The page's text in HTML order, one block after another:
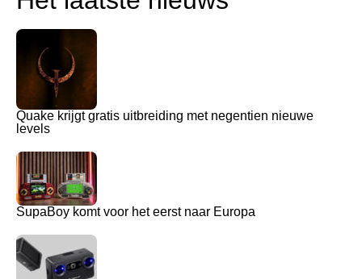
Quake krijgt gratis uitbreiding met negentien nieuwe
levels
SupaBoy komt voor het eerst naar Europa